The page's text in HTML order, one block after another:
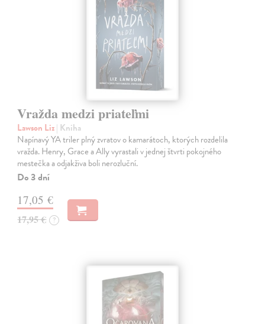
Vražda medzi priateľmi
Lawson Liz| Kniha
Napínavý YA triler plný zvratov o kamarátoch, ktorých rozdelila
vražda. Henry, Grace a Ally vyrastali v jednej štvrti pokojného
mestečka a odjakživa boli nerozluční.
Do 3 dní
17,05 €
17,95 € ?